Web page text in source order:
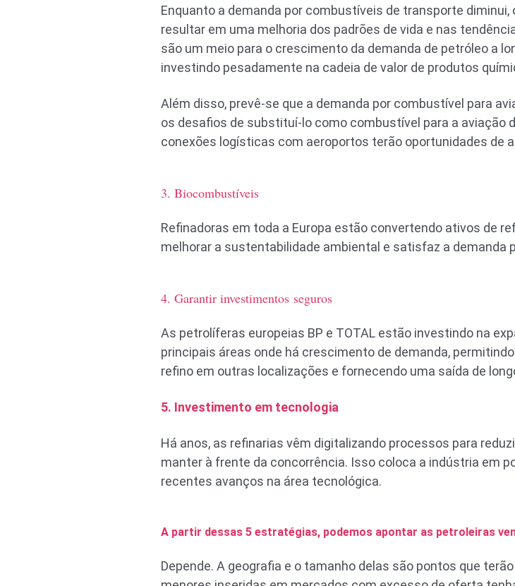
Enquanto a demanda por combustíveis de transporte
resultar em uma melhoria dos padrões de vida e nas
são um meio para o crescimento da demanda de petróleo a
investindo pesadamente na cadeia de valor de produtos
Além disso, prevê-se que a demanda por combustível para
os desafios de substituí-lo como combustível para a aviação
conexões logísticas com aeroportos terão oportunidades de
3. Biocombustíveis
Refinadoras em toda a Europa estão convertendo ativos de
melhorar a sustentabilidade ambiental e satisfaz a demanda
4. Garantir investimentos seguros
As petrolíferas europeias BP e TOTAL estão investindo na
principais áreas onde há crescimento de demanda,
refino em outras localizações e fornecendo uma saída de
5. Investimento em tecnologia
Há anos, as refinarias vêm digitalizando processos para
manter à frente da concorrência. Isso coloca a indústria em
recentes avanços na área tecnológica.
A partir dessas 5 estratégias, podemos apontar as petroleiras
Depende. A geografia e o tamanho delas são pontos que